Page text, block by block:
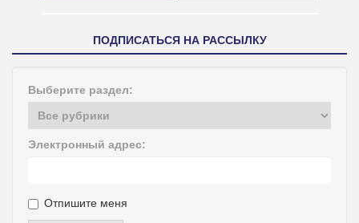
ПОДПИСАТЬСЯ НА РАССЫЛКУ
Выберите раздел:
Электронный адрес:
Отпишите меня